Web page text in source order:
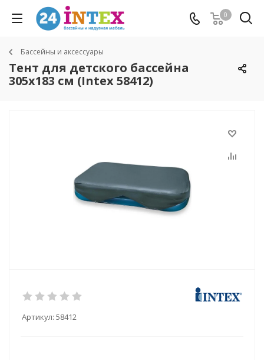
0
Бассейны и аксессуары
Тент для детского бассейна
305х183 см (Intex 58412)
Артикул: 58412